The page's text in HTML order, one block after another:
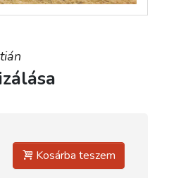
Kosárba teszem